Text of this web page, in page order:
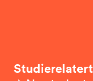
Studierelatert